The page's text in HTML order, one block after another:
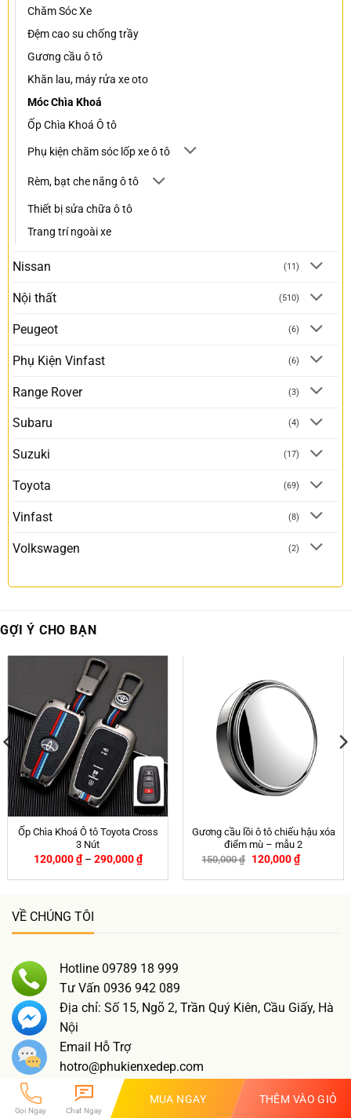
Chăm Sóc Xe
Đệm cao su chống trầy
Gương cầu ô tô
Khăn lau, máy rửa xe oto
Móc Chìa Khoá
Ốp Chìa Khoá Ô tô
Phụ kiện chăm sóc lốp xe ô tô
Rèm, bạt che nắng ô tô
Thiết bị sửa chữa ô tô
Trang trí ngoài xe
Nissan (11)
Nội thất (510)
Peugeot (6)
Phụ Kiện Vinfast (6)
Range Rover (3)
Subaru (4)
Suzuki (17)
Toyota (69)
Vinfast (8)
Volkswagen (2)
GỢI Ý CHO BẠN
Ốp Chìa Khoá Ô tô Toyota Cross
3 Nút
120,000₫ – 290,000₫
Gương cầu lồi ô tô chiếu hậu xóa
điểm mù – mẫu 2
150,000₫ 120,000₫
Gọi Ngay Chat Ngay
MUA NGAY THÊM VÀO GIỎ
VỀ CHÚNG TÔI
Hotline 09789 18 999
Tư Vấn 0936 942 089
Địa chỉ: Số 15, Ngõ 2, Trần Quý Kiên, Cầu Giấy, Hà
Nội
Email Hỗ Trợ
hotro@phukienxedep.com
CHÍNH SÁCH